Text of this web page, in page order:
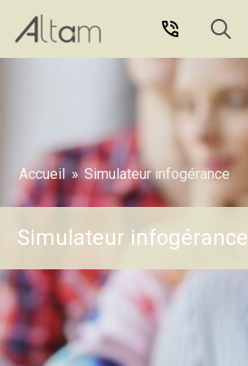
Aller au contenu principal
Accueil» Simulateur infogérance
Simulateur infogérance